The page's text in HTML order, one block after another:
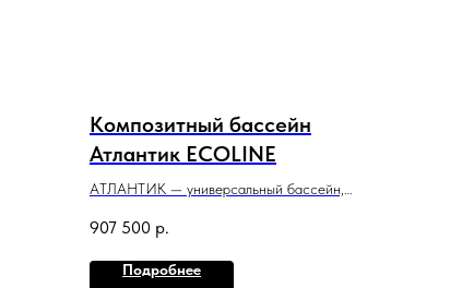
Композитный бассейн
Атлантик ECOLINE
АТЛАНТИК — универсальный бассейн,
удобен для плаванья и расслабляющего
отдыха.
7,5 м x 3,3 м x 1,2−1,65 м
907 500 р.
Подробнее